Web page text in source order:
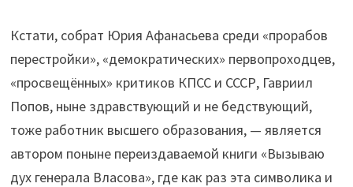
Кстати, собрат Юрия Афанасьева среди «прорабов
перестройки», «демократических» первопроходцев,
«просвещённых» критиков КПСС и СССР, Гавриил
Попов, ныне здравствующий и не бедствующий,
тоже работник высшего образования, — является
автором поныне переиздаваемой книги «Вызываю
дух генерала Власова», где как раз эта символика и